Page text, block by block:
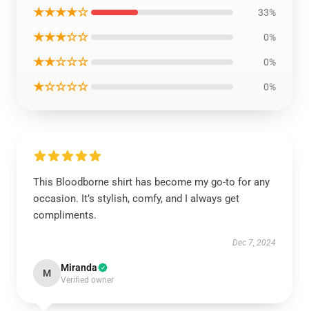
★★★★☆ 33%
★★★☆☆ 0%
★★☆☆☆ 0%
★☆☆☆☆ 0%
This Bloodborne shirt has become my go-to for any
occasion. It’s stylish, comfy, and I always get
compliments.
Dec 7, 2024
M Miranda
Verified owner